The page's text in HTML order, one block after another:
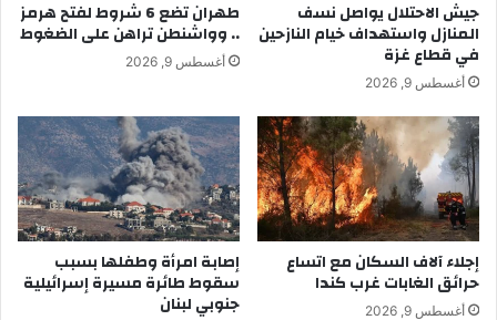
جيش الاحتلال يواصل نسف
المنازل واستهداف خيام النازحين
في قطاع غزة
أغسطس 9, 2026
طهران تضع 6 شروط لفتح هرمز
.. وواشنطن تراهن على الضغوط
أغسطس 9, 2026
إجلاء آلاف السكان مع اتساع
حرائق الغابات غرب كندا
أغسطس 9, 2026
إصابة امرأة وطفلها بسبب
سقوط طائرة مسيرة إسرائيلية
جنوبي لبنان